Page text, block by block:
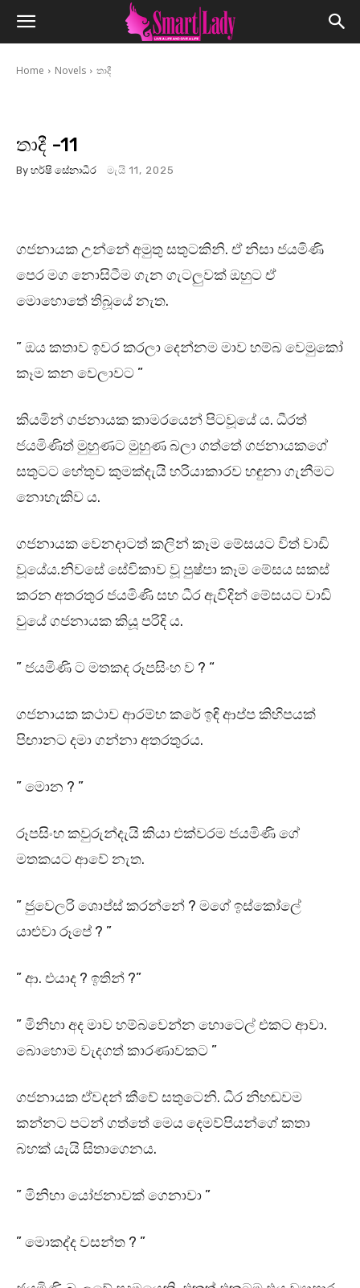
Home Novels තාදී
තාදී -11
By හර්ෂි සේනාධීර මැයි 11, 2025
ගජනායක උන්නේ අමුතු සතුටකිනි. ඒ නිසා ජයමිණි
පෙර මග නොසිටීම ගැන ගැටලුවක් ඔහුට ඒ
මොහොතේ තිබූයේ නැත.
” ඔය කතාව ඉවර කරලා දෙන්නම මාව හම්බ වෙමුකෝ
කෑම කන වෙලාවට ”
කියමින් ගජනායක කාමරයෙන් පිටවූයේ ය. ධීරත්
ජයමිණිත් මුහුණට මුහුණ බලා ගත්තේ ගජනායකගේ
සතුටට හේතුව කුමක්දැයි හරියාකාරව හඳුනා ගැනීමට
නොහැකිව ය.
ගජනායක වෙනදාටත් කලින් කෑම මේසයට විත් වාඩි
වූයේය.නිවසේ සේවිකාව වූ පුෂ්පා කෑම මේසය සකස්
කරන අතරතුර ජයමිණි සහ ධීර ඇවිදින් මේසයට වාඩි
වුයේ ගජනායක කියූ පරිදි ය.
” ජයමිණි ට මතකද රූපසිංහ ව ? “
ගජනායක කථාව ආරම්භ කරේ ඉඳි ආප්ප කිහිපයක්
පිඟානට දමා ගන්නා අතරතුරය.
” මොන ? ”
රූපසිංහ කවුරුන්දැයි කියා එක්වරම ජයමිණි ගේ
මතකයට ආවේ නැත.
” ජුවෙලරි ශොප්ස් කරන්නේ ? මගේ ඉස්කෝලේ
යාළුවා රූපේ ? ”
” ආ. එයාද ? ඉතින් ?”
” මිනිහා අද මාව හම්බවෙන්න හොටෙල් එකට ආවා.
බොහොම වැදගත් කාරණාවකට ”
ගජනායක ඒවදන් කීවේ සතුටෙනි. ධීර නිහඬවම
කන්නට පටන් ගත්තේ මෙය දෙමව්පියන්ගේ කතා
බහක් යැයි සිතාගෙනය.
” මිනිහා යෝජනාවක් ගෙනාවා ”
” මොකද්ද වසන්ත ? ”